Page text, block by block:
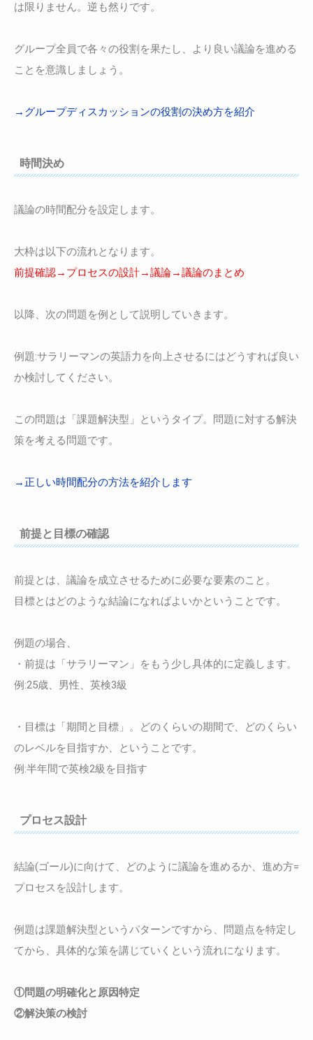
は限りません。逆も然りです。
グループ全員で各々の役割を果たし、より良い議論を進める
ことを意識しましょう。
→グループディスカッションの役割の決め方を紹介
時間決め
議論の時間配分を設定します。
大枠は以下の流れとなります。
前提確認→プロセスの設計→議論→議論のまとめ
以降、次の問題を例として説明していきます。
例題:サラリーマンの英語力を向上させるにはどうすれば良い
か検討してください。
この問題は「課題解決型」というタイプ。問題に対する解決
策を考える問題です。
→正しい時間配分の方法を紹介します
前提と目標の確認
前提とは、議論を成立させるために必要な要素のこと。
目標とはどのような結論になればよいかということです。
例題の場合、
・前提は「サラリーマン」をもう少し具体的に定義します。
例:25歳、男性、英検3級
・目標は「期間と目標」。どのくらいの期間で、どのくらい
のレベルを目指すか、ということです。
例:半年間で英検2級を目指す
プロセス設計
結論(ゴール)に向けて、どのように議論を進めるか、進め方=
プロセスを設計します。
例題は課題解決型というパターンですから、問題点を特定し
てから、具体的な策を講じていくという流れになります。
①問題の明確化と原因特定
②解決策の検討